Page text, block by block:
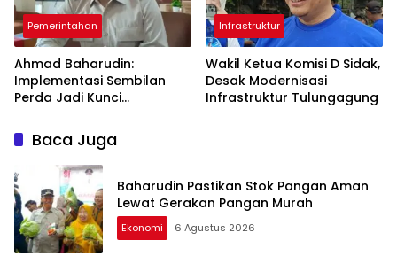
Pemerintahan
Ahmad Baharudin:
Implementasi Sembilan
Perda Jadi Kunci
Pembangunan
Tulungagung
Infrastruktur
Wakil Ketua Komisi D Sidak,
Desak Modernisasi
Infrastruktur Tulungagung
Baca Juga
Baharudin Pastikan Stok Pangan Aman
Lewat Gerakan Pangan Murah
Ekonomi 6 Agustus 2026